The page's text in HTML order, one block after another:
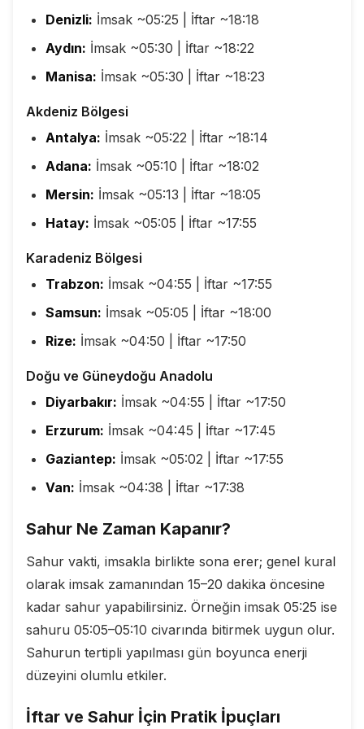
Denizli: İmsak ~05:25 | İftar ~18:18
Aydın: İmsak ~05:30 | İftar ~18:22
Manisa: İmsak ~05:30 | İftar ~18:23
Akdeniz Bölgesi
Antalya: İmsak ~05:22 | İftar ~18:14
Adana: İmsak ~05:10 | İftar ~18:02
Mersin: İmsak ~05:13 | İftar ~18:05
Hatay: İmsak ~05:05 | İftar ~17:55
Karadeniz Bölgesi
Trabzon: İmsak ~04:55 | İftar ~17:55
Samsun: İmsak ~05:05 | İftar ~18:00
Rize: İmsak ~04:50 | İftar ~17:50
Doğu ve Güneydoğu Anadolu
Diyarbakır: İmsak ~04:55 | İftar ~17:50
Erzurum: İmsak ~04:45 | İftar ~17:45
Gaziantep: İmsak ~05:02 | İftar ~17:55
Van: İmsak ~04:38 | İftar ~17:38
Sahur Ne Zaman Kapanır?
Sahur vakti, imsakla birlikte sona erer; genel kural
olarak imsak zamanından 15–20 dakika öncesine
kadar sahur yapabilirsiniz. Örneğin imsak 05:25 ise
sahuru 05:05–05:10 civarında bitirmek uygun olur.
Sahurun tertipli yapılması gün boyunca enerji
düzeyini olumlu etkiler.
İftar ve Sahur İçin Pratik İpuçları